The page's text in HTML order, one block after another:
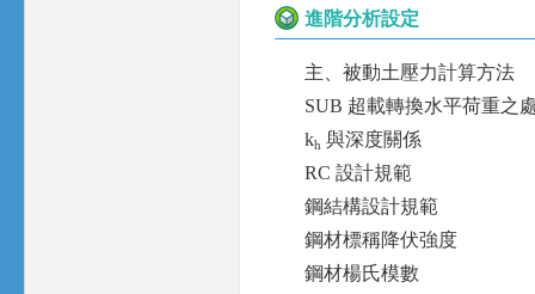
進階分析設定
主、被動土壓力計算方法
SUB 超載轉換水平荷重之
kh 與深度關係
RC 設計規範
鋼結構設計規範
鋼材標稱降伏強度
鋼材楊氏模數